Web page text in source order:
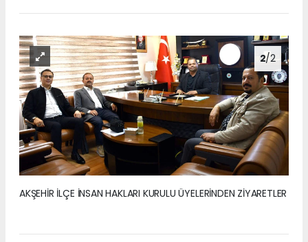
2/2
AKŞEHİR İLÇE İNSAN HAKLARI KURULU ÜYELERİNDEN ZİYARETLER